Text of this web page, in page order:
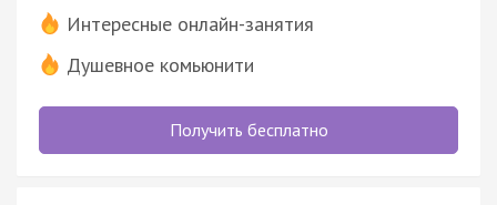
Интересные онлайн-занятия
Душевное комьюнити
Получить бесплатно